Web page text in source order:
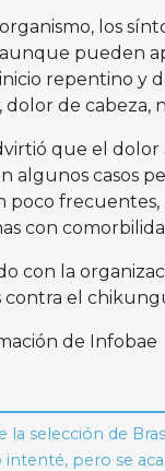
los
pueden
repentino y
dolor de cabeza,
que el
algunos casos
poco
con
con la
contra el
de Infobae
selección de
intenté, pero se